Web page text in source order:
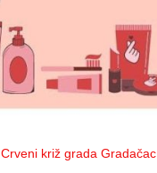
Crveni križ grada Gradačac